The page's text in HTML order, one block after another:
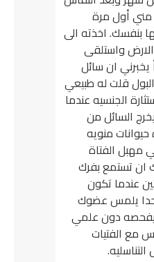
مني أول مرة
بنفسك. اخذته الى
واستلقى
ان سائل
قلت له طبيعي
الجنسيه عندما
السائل من
منويه
مهبل الفتاة
تستمع بفرك
عندما تكون
يلمس عضوك
يفحصه دون علمي
مع الفتيات